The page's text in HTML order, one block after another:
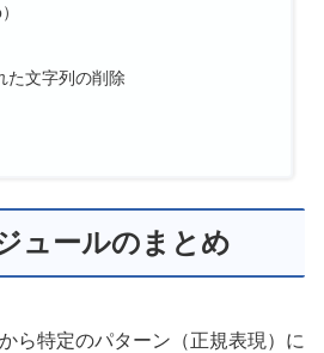
た文字列の削除
ュールのまとめ
ら特定のパターン（正規表現）に